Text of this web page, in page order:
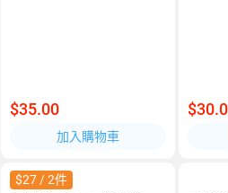
$35.00
加入購物車
$27 / 2件